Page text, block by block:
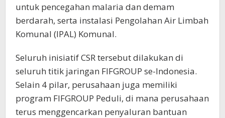
untuk pencegahan malaria dan demam
berdarah, serta instalasi Pengolahan Air Limbah
Komunal (IPAL) Komunal.
Seluruh inisiatif CSR tersebut dilakukan di
seluruh titik jaringan FIFGROUP se-Indonesia.
Selain 4 pilar, perusahaan juga memiliki
program FIFGROUP Peduli, di mana perusahaan
terus menggencarkan penyaluran bantuan